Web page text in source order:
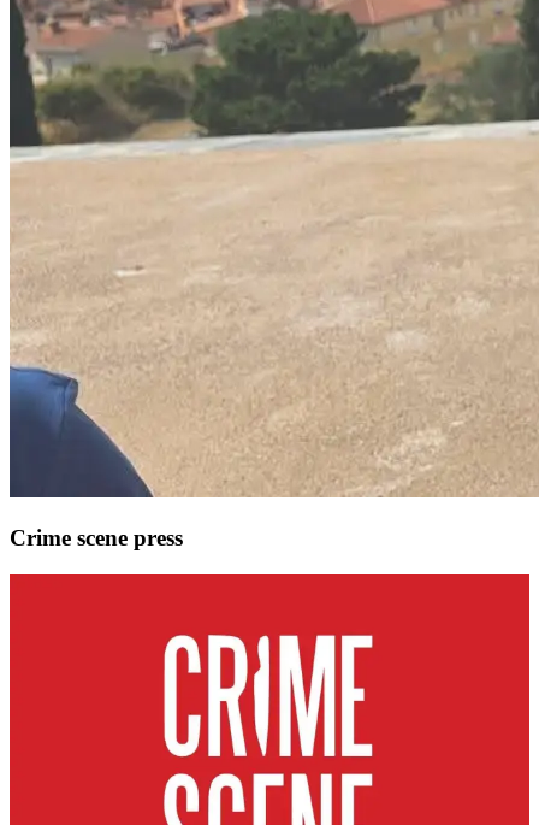
Crime scene press